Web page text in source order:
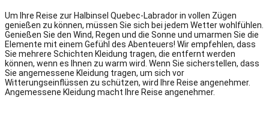
Um Ihre Reise zur Halbinsel Quebec-Labrador in vollen Zügen
genießen zu können, müssen Sie sich bei jedem Wetter wohlfühlen.
Genießen Sie den Wind, Regen und die Sonne und umarmen Sie die
Elemente mit einem Gefühl des Abenteuers! Wir empfehlen, dass
Sie mehrere Schichten Kleidung tragen, die entfernt werden
können, wenn es Ihnen zu warm wird. Wenn Sie sicherstellen, dass
Sie angemessene Kleidung tragen, um sich vor
Witterungseinflüssen zu schützen, wird Ihre Reise angenehmer.
Angemessene Kleidung macht Ihre Reise angenehmer.